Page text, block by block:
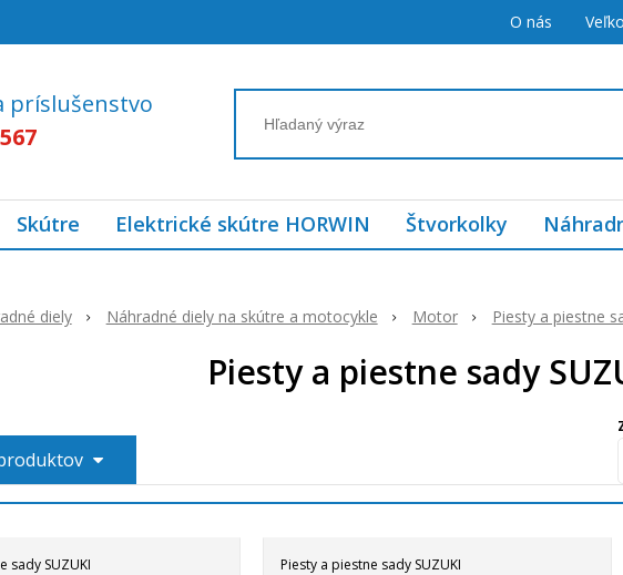
príslušenstvo
O nás
Skútre Elektrické skútre HORWIN Štvorkolky
diely Náhradné diely na skútre a motocykle Motor Piesty a piestne
Piesty a piestne sady
sady SUZUKI Piesty a piestne sady SUZUKI